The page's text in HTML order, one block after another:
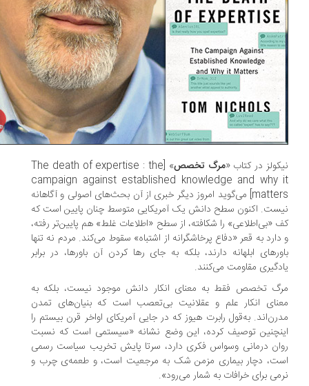
در کتاب « مرگ تخصص
» [The death of expertise : the
campaign against established knowledge and
matters] می‌گوید امروز دیگر خبری از آن بحث‌های اصولی و آگاهانه
اکنون سطح دانش یک آمریکایی متوسط چنان پایین است که
«بی‌اطلاعی» را شکافته، از سطح «اطلاعات غلط» هم پایین‌تر رفته،
به قعر «دفاع پرخاشگرانه از اشتباه» سقوط می‌کند. مردم نه تنها
ابلهانه دارند، بلکه به جای رها کردن آن باورها، در برابر
مقاومت می‌کنند.
تخصص فقط به معنای انکار دانش موجود نیست، بلکه به
انکار علم و عقلانیت بی‌تعصب است که بنیان‌های تمدن
به‌قول رابرت هیوز که در جایی آمریکای اواخر قرن بیستم را
توصیف کرده، این وضع نشانه «سیستمی است که نسبت
درمانی وسواس فکری دارد، سرتا پایش تخریب سیاست رسمی
دچار بیماری مزمن شک به مرجعیت است، و طعمه‌ی چرب و
برای خرافات به شمار می‌رود».